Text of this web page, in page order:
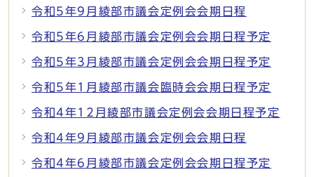
令和5年9月綾部市議会定例会会期日程
令和5年6月綾部市議会定例会会期日程予定
令和5年3月綾部市議会定例会会期日程予定
令和5年1月綾部市議会臨時会会期日程予定
令和4年12月綾部市議会定例会会期日程予定
令和4年9月綾部市議会定例会会期日程
令和4年6月綾部市議会定例会会期日程予定